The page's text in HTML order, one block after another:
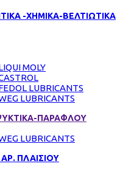
-ΧΗΜΙΚΑ-ΒΕΛΤΙΩΤΙΚΑ
MOLY
LUBRICANTS
LUBRICANTS
ΠΑΡΑΦΛΟΥ
LUBRICANTS
ΑΡ. ΠΛΑΙΣΙΟΥ